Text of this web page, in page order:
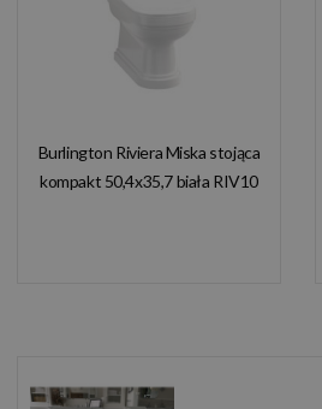
Burlington Riviera Miska stojąca
kompakt 50,4x35,7 biała RIV10